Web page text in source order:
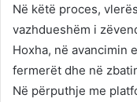
Në këtë proces,
vazhdueshëm i
Hoxha, në avancimin
fermerët dhe në
Në përputhje me